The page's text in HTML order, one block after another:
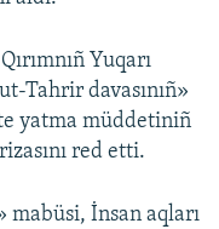
Yuqarı
Tahrir davasınıñ»
yatma müddetiniñ
red etti.
mabüsi, İnsan aqları